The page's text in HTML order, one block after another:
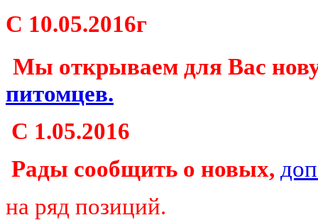
С 10.05.2016г
Мы открываем для Вас
питомцев.
С 1.05.2016
Рады сообщить о новых,
на ряд позиций.